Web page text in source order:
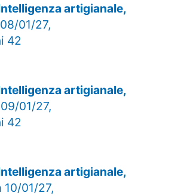
artigianale,
01/27,
42
artigianale,
01/27,
42
artigianale,
10/01/27,